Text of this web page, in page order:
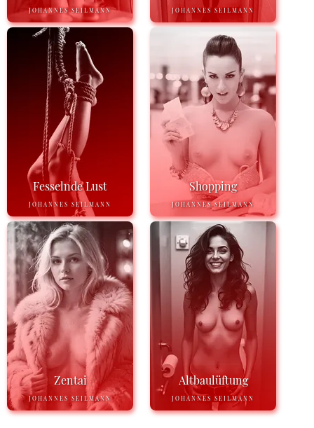
JOHANNES SEILMANN JOHANNES SEILMANN
Fesselnde Lust
JOHANNES SEILMANN
Shopping
JOHANNES SEILMANN
Zentai
JOHANNES SEILMANN
Altbaulüftung
JOHANNES SEILMANN